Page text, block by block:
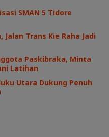
SMAN 5 Tidore
Jalan Trans Kie Raha Jadi
Paskibraka, Minta
Latihan
Utara Dukung Penuh